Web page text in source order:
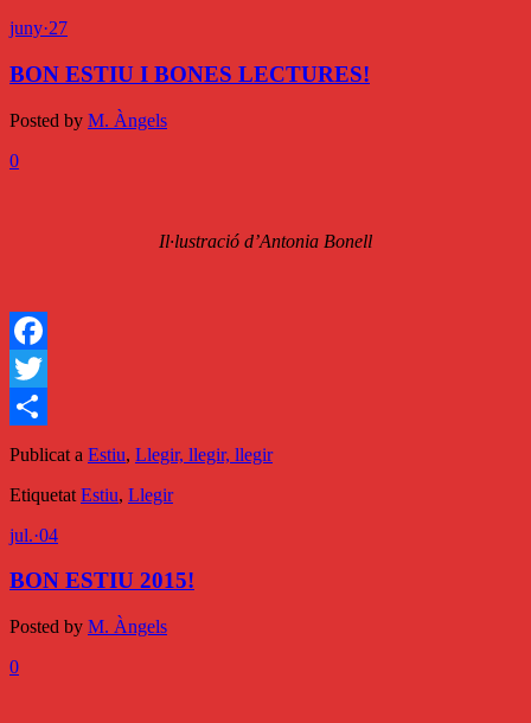
juny·27
BON ESTIU I BONES LECTURES!
Posted by M. Àngels
0
Il·lustració d’Antonia Bonell
Facebook
Twitter
Comparteix
Publicat a Estiu, Llegir, llegir, llegir
Etiquetat Estiu, Llegir
jul.·04
BON ESTIU 2015!
Posted by M. Àngels
0